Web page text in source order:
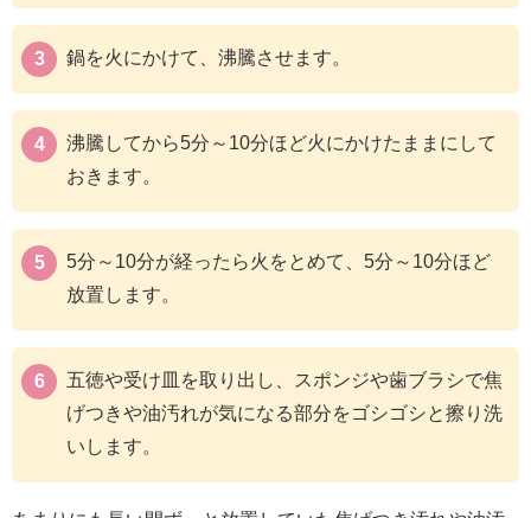
鍋を火にかけて、沸騰させます。
沸騰してから5分～10分ほど火にかけたままにして
おきます。
5分～10分が経ったら火をとめて、5分～10分ほど
放置します。
五徳や受け皿を取り出し、スポンジや歯ブラシで焦
げつきや油汚れが気になる部分をゴシゴシと擦り洗
いします。